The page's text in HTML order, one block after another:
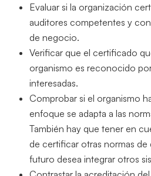
Evaluar si la organización
auditores competentes y
de negocio.
Verificar que el certificado
organismo es reconocido
interesadas.
Comprobar si el organismo
enfoque se adapta a las
También hay que tener en
de certificar otras normas de
futuro desea integrar otros